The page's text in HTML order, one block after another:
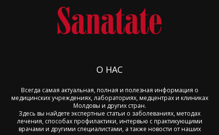
О НАС
Всегда самая актуальная, полная и полезная информация о
медицинских учреждениях, лабораториях, медцентрах и клиниках
Молдовы и других стран.
Здесь вы найдете экспертные статьи о заболеваниях, методах
лечения, способах профилактики, интервью с практикующими
врачами и другими специалистами, а также новости от наших